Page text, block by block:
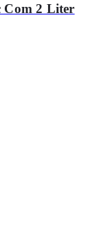
Com 2 Liter